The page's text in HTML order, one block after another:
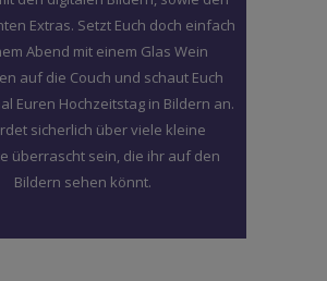
Extras. Setzt Euch doch einfach
Abend mit einem Glas Wein
auf die Couch und schaut Euch
Euren Hochzeitstag in Bildern an.
sicherlich über viele kleine
überrascht sein, die ihr auf den
Bildern sehen könnt.